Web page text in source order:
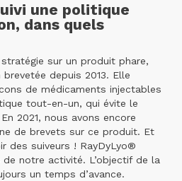
une politique
dans quels
sur un produit phare,
depuis 2013. Elle
de médicaments injectables
tout-en-un, qui évite le
2021, nous avons encore
de brevets sur ce produit. Et
des suiveurs ! RayDyLyo®
notre activité. L’objectif de la
un temps d’avance.